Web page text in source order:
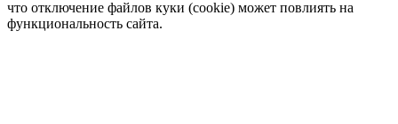
что отключение файлов куки (cookie) может повлиять на
функциональность сайта.